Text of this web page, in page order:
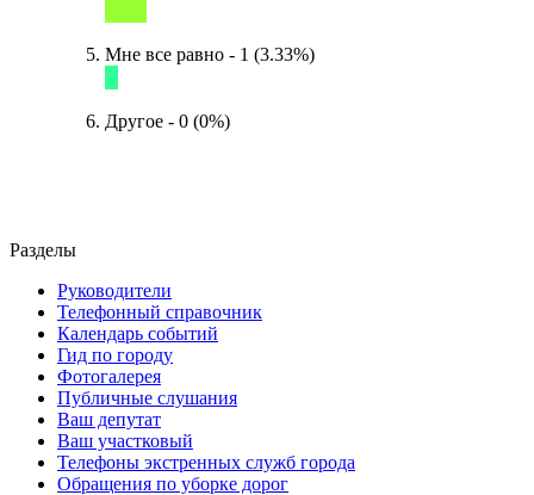
Мне все равно - 1 (3.33%)
Другое - 0 (0%)
Разделы
Руководители
Телефонный справочник
Календарь событий
Гид по городу
Фотогалерея
Публичные слушания
Ваш депутат
Ваш участковый
Телефоны экстренных служб города
Обращения по уборке дорог